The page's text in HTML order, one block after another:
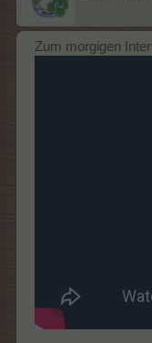
Zum morgigen